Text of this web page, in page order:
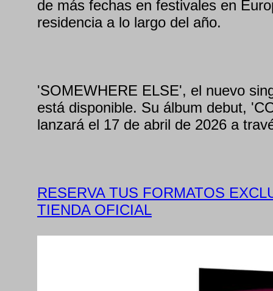
de más fechas en festivales en
residencia a lo largo del año.
'SOMEWHERE ELSE', el nuevo
está disponible. Su álbum debut,
lanzará el 17 de abril de 2026 a
RESERVA TUS FORMATOS
TIENDA OFICIAL